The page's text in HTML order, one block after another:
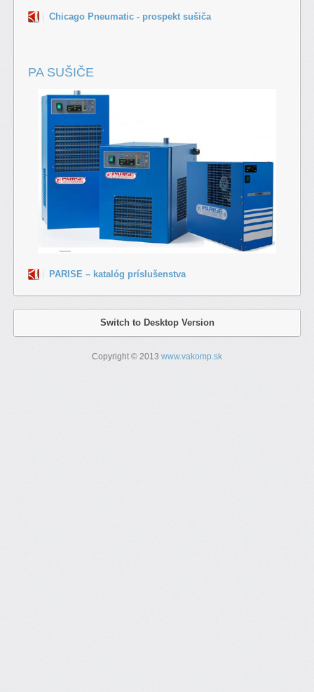
Chicago Pneumatic - prospekt sušiča
PA SUŠIČE
PARISE – katalóg príslušenstva
Switch to Desktop Version
Copyright © 2013 www.vakomp.sk